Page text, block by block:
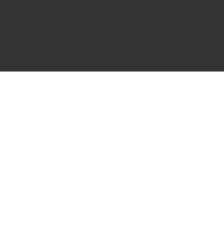
کے نظر انداز متاثرین
کے ساتھ سپردِ خاک